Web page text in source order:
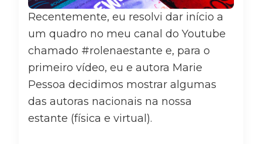
Recentemente, eu resolvi dar início a
um quadro no meu canal do Youtube
chamado #rolenaestante e, para o
primeiro vídeo, eu e autora Marie
Pessoa decidimos mostrar algumas
das autoras nacionais na nossa
estante (física e virtual).